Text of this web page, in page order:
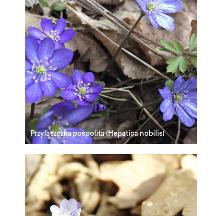
Przylaszczka pospolita (Hepatica nobilis)